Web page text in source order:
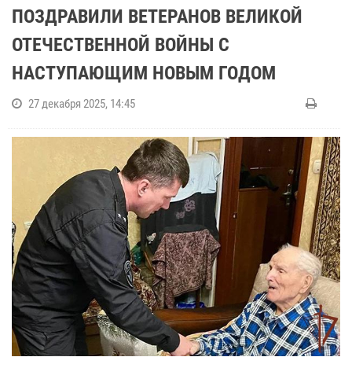
ПОЗДРАВИЛИ ВЕТЕРАНОВ ВЕЛИКОЙ
ОТЕЧЕСТВЕННОЙ ВОЙНЫ С
НАСТУПАЮЩИМ НОВЫМ ГОДОМ
27 декабря 2025, 14:45